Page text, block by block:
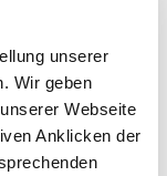
unserer
Wir geben
Webseite
Anklicken der